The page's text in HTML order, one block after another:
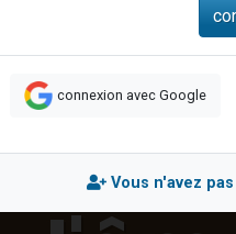
son Maasser
de nous rejoindre sur
de nous rejoindre sur
donner son Maasser
viennent de nous rejoindre sur
viennent de demander une
connexion avec Google
Vous n'avez